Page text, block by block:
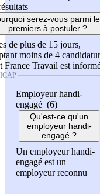
serez-vous parmi
premiers à postuler ?
de plus de 15 jours,
moins de 4
France Travail est
Employeur handi-
engagé (6)
Qu'est-ce qu'un
employeur handi-
engagé ?
Un employeur handi-
engagé est un
employeur reconnu